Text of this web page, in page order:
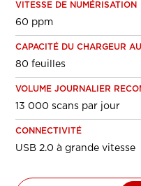
VITESSE DE NUMÉRISATION
60 ppm
CAPACITÉ DU CHARGEUR
80 feuilles
VOLUME JOURNALIER
13 000 scans par jour
CONNECTIVITÉ
USB 2.0 à grande vitesse